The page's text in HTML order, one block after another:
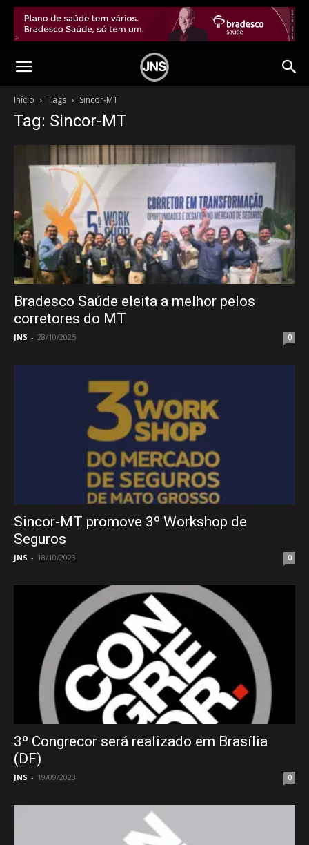
Início Tags Sincor-MT
Tag: Sincor-MT
Bradesco Saúde eleita a melhor pelos
corretores do MT
JNS - 28/10/2025 0
Sincor-MT promove 3º Workshop de
Seguros
JNS - 18/10/2023 0
3º Congrecor será realizado em Brasília
(DF)
JNS - 19/09/2023 0